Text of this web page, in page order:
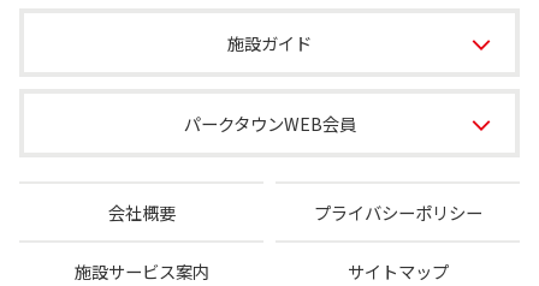
施設ガイド
パークタウンWEB会員
会社概要 プライバシーポリシー
施設サービス案内 サイトマップ